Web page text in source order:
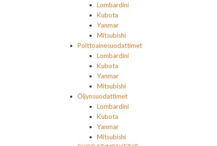
Lombardini
Kubota
Yanmar
Mitsubishi
Polttoainesuodattimet
Lombardini
Kubota
Yanmar
Mitsubishi
Öljynsuodattimet
Lombardini
Kubota
Yanmar
Mitsubishi